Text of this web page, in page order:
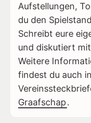
Aufstellungen,
du den
Schreibt eure
und diskutiert
Weitere
findest du auch
Graafschap.